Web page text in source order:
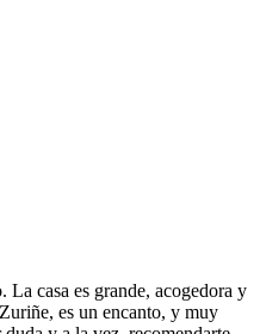
casa es grande, acogedora y
es un encanto, y muy